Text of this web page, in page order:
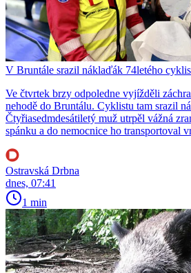
V Bruntále srazil náklaďák 74letého
Ve čtvrtek brzy odpoledne vyjížděli
nehodě do Bruntálu. Cyklistu tam srazil
Čtyřiasedmdesátiletý muž utrpěl vážná
spánku a do nemocnice ho transportoval
Ostravská Drbna
dnes, 07:41
1 min